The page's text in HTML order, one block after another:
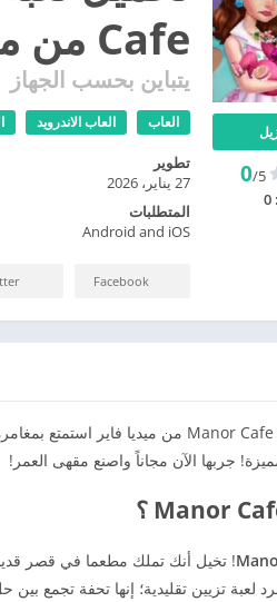
Cafe من ميديا فاير
يتباين بحسب الجهاز
العاب العاب الاندرويد
0/5
0
تطوير
27 يناير، 2026
المتطلبات
Android and iOS
Facebook
جربها الآن مجاناً واصنع مقهى العمر!
! تخيل أنك تملك مطعما في قصر
تزيين تقليدية؛ إنها تحفة تجمع بين